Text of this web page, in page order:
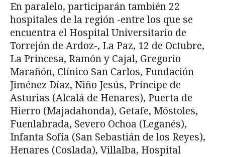
En paralelo, participarán también 22
hospitales de la región -entre los que se
encuentra el Hospital Universitario de
Torrejón de Ardoz-, La Paz, 12 de Octubre,
La Princesa, Ramón y Cajal, Gregorio
Marañón, Clínico San Carlos, Fundación
Jiménez Díaz, Niño Jesús, Príncipe de
Asturias (Alcalá de Henares), Puerta de
Hierro (Majadahonda), Getafe, Móstoles,
Fuenlabrada, Severo Ochoa (Leganés),
Infanta Sofía (San Sebastián de los Reyes),
Henares (Coslada), Villalba, Hospital